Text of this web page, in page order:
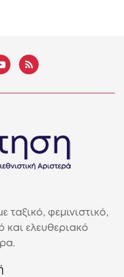
φεμινιστικό,
και ελευθεριακό